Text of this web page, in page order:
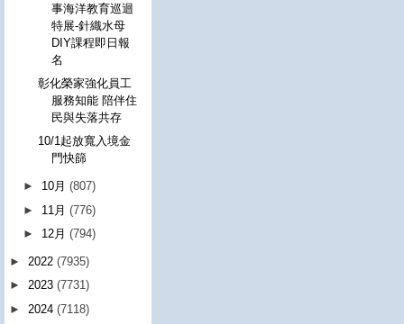
事海洋教育巡迴
特展-針織水母
DIY課程即日報
名
彰化榮家強化員工
服務知能 陪伴住
民與失落共存
10/1起放寬入境金
門快篩
► 10月(807)
► 11月(776)
► 12月(794)
► 2022 (7935)
► 2023 (7731)
► 2024 (7118)